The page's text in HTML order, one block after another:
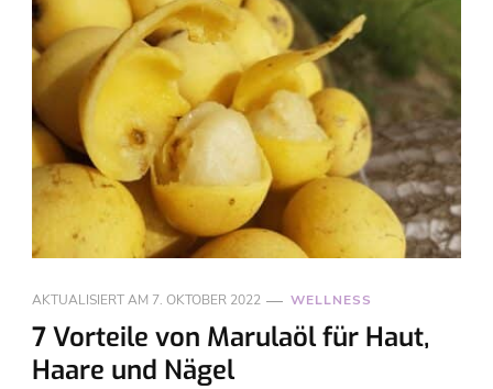
AKTUALISIERT AM 7. OKTOBER 2022 WELLNESS
7 Vorteile von Marulaöl für Haut,
Haare und Nägel